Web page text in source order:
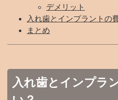
デメリット
入れ歯とインプラントの
まとめ
入れ歯とインプラ